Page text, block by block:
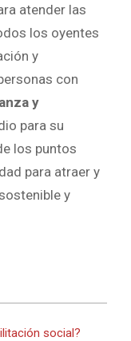
atender las
los oyentes
y
con
y
para su
los puntos
para atraer y
y
social?